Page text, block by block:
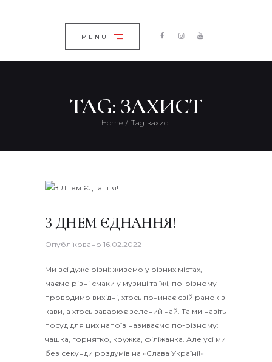
MENU
TAG: ЗАХИСТ
Home Tag: захист
КАТАЛОГ
ПРО КОМПАНІЮ
КОНТАКТИ
З ДНЕМ ЄДНАННЯ!
Опубліковано 16.02.2022
Ми всі дуже різні: живемо у різних містах,
маємо різні смаки у музиці та їжі, по-різному
проводимо вихідні, хтось починає свій ранок з
кави, а хтось заварює зелений чай. Та ми навіть
посуд для цих напоїв називаємо по-різному:
чашка, горнятко, кружка, філіжанка. Але усі ми
без секунди роздумів на «Слава Україні!»